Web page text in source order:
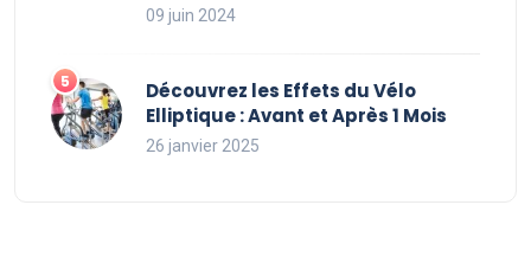
09 juin 2024
Découvrez les Effets du Vélo
Elliptique : Avant et Après 1 Mois
26 janvier 2025